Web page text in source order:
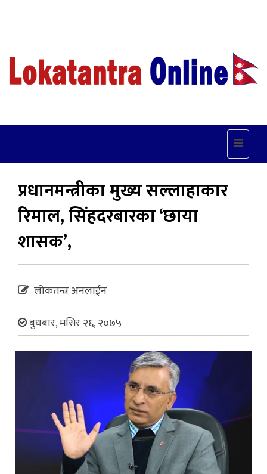
Toggle
प्रधानमन्त्रीका मुख्य सल्लाहाकार
रिमाल, सिंहदरबारका ‘छाया
शासक’,
लोकतन्त्र अनलाईन
बुधबार, मंसिर २६, २०७५